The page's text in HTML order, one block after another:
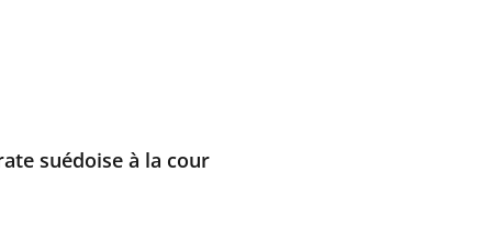
suédoise à la cour